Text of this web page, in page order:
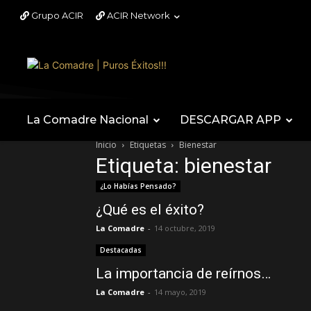
Grupo ACIR ACIR Network
La Comadre Nacional DESCARGAR APP
Inicio Etiquetas Bienestar
Etiqueta: bienestar
¿Lo Habías Pensado?
¿Qué es el éxito?
La Comadre - 14 octubre, 2019
Destacadas
La importancia de reírnos…
La Comadre - 14 mayo, 2019